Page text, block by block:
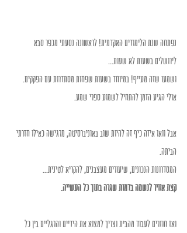
נפתחה שנת הלימודים האקדמית! לראשונה נסעתי מכפר סבא
לירושלים בשעות לא שעות...
ושמעו שזה מעייף! במיוחד בשעות שפחות מסתדרות עם הפקקים.
אולי הגיע הזמן להתחיל לשמוע ספרי שמע.
אבל וואו איזה כיף זה להיות שוב באוניברסיטה, מרגישה כאילו חזרתי
הביתה.
המסדרונות הנכונים, שיעורים מעצבנים, להקריא לטינית...
קצת אוויר לנשמה בדמות שגרה בתוך כל העשייה.
ואז חוזרים לעבוד מהבית וצריך למצוא את הידיים והרגליים בין כל